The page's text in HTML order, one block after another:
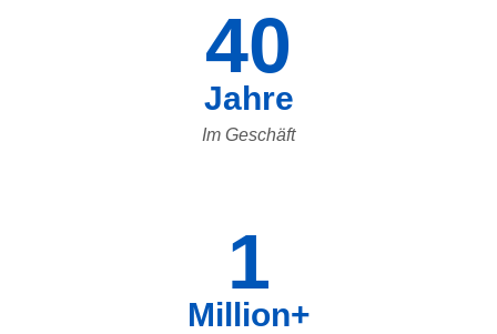
40
Jahre
Im Geschäft
1
Million+